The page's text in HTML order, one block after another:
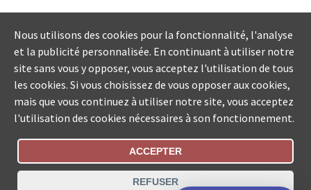
Statut De La Commande
Nous utilisons des cookies pour la fonctionnalité, l'analyse
et la publicité personnalisée. En continuant à utiliser notre
site sans vous y opposer, vous acceptez l'utilisation de tous
les cookies. Si vous choisissez de vous opposer aux cookies,
mais que vous continuez à utiliser notre site, vous acceptez
l'utilisation des cookies nécessaires à son fonctionnement.
ACCEPTER
REFUSER